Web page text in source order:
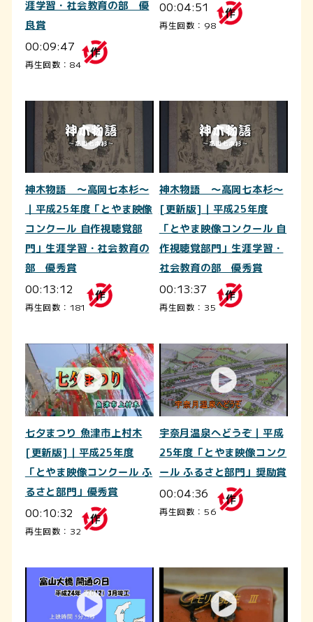
涯学習・社会教育の部 優
良賞
00:09:47
再生回数：84
00:04:51
再生回数：98
神木物語 ～高岡七本杉～
｜平成25年度「とやま映像
コンクール 自作視聴覚部
門」生涯学習・社会教育の
部 優秀賞
00:13:12
再生回数：181
神木物語 ～高岡七本杉～
[更新版]｜平成25年度
「とやま映像コンクール 自
作視聴覚部門」生涯学習・
社会教育の部 優秀賞
00:13:37
再生回数：35
七夕まつり 魚津市上村木
[更新版]｜平成25年度
「とやま映像コンクール ふ
るさと部門」優秀賞
00:10:32
再生回数：32
宇奈月温泉へどうぞ｜平成
25年度「とやま映像コンク
ール ふるさと部門」奨励賞
00:04:36
再生回数：56